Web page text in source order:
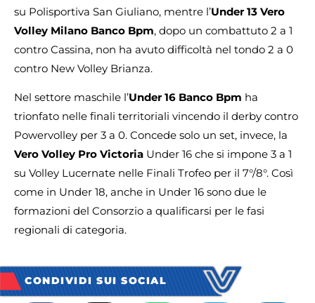
su Polisportiva San Giuliano, mentre l’Under 13 Vero
Volley Milano Banco Bpm, dopo un combattuto 2 a 1
contro Cassina, non ha avuto difficoltà nel tondo 2 a 0
contro New Volley Brianza.
Nel settore maschile l’Under 16 Banco Bpm ha
trionfato nelle finali territoriali vincendo il derby contro
Powervolley per 3 a 0. Concede solo un set, invece, la
Vero Volley Pro Victoria Under 16 che si impone 3 a 1
su Volley Lucernate nelle Finali Trofeo per il 7°/8°. Così
come in Under 18, anche in Under 16 sono due le
formazioni del Consorzio a qualificarsi per le fasi
regionali di categoria.
CONDIVIDI SUI SOCIAL